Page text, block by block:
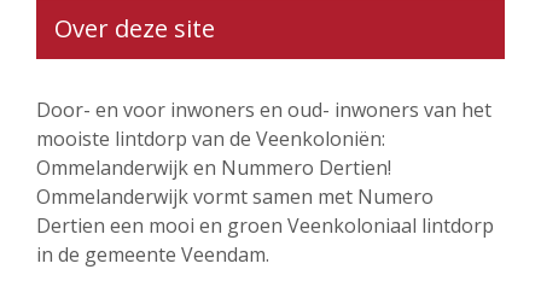
Over deze site
Door- en voor inwoners en oud- inwoners van het
mooiste lintdorp van de Veenkoloniën:
Ommelanderwijk en Nummero Dertien!
Ommelanderwijk vormt samen met Numero
Dertien een mooi en groen Veenkoloniaal lintdorp
in de gemeente Veendam.